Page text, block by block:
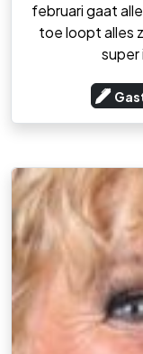
februari gaat
toe loopt alles
super